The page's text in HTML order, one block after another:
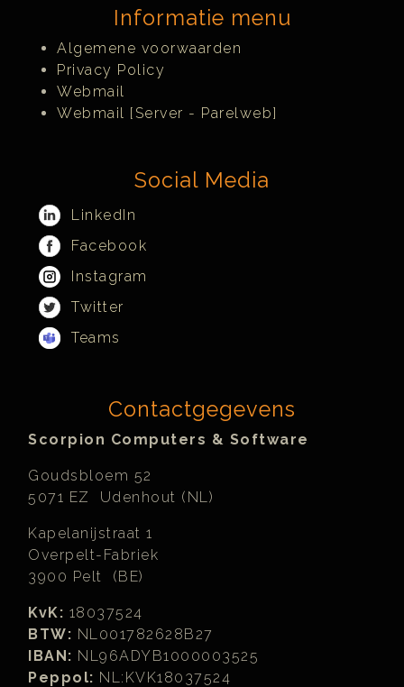
Informatie menu
Algemene voorwaarden
Privacy Policy
Webmail
Webmail [Server - Parelweb]
Social Media
LinkedIn
Facebook
Instagram
Twitter
Teams
Contactgegevens
Scorpion Computers & Software
Goudsbloem 52
5071 EZ Udenhout (NL)
Kapelanijstraat 1
Overpelt-Fabriek
3900 Pelt (BE)
KvK: 18037524
BTW: NL001782628B27
IBAN: NL96ADYB1000003525
Peppol: NL:KVK18037524